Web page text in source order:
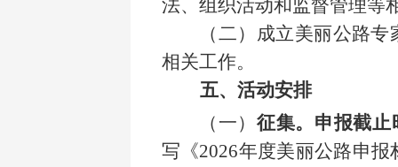
法、组织活动和监督管理等
（二）成立美丽公路专
相关工作。
五、活动安排
（一）征集。申报截止
写《2026年度美丽公路申